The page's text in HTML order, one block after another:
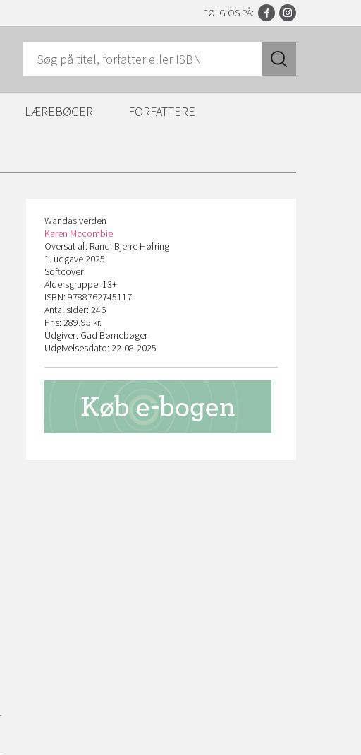
FØLG OS PÅ:
LÆREBØGER FORFATTERE
Wandas verden
Karen Mccombie
Oversat af: Randi Bjerre Høfring
1. udgave 2025
Softcover
Aldersgruppe: 13+
ISBN: 9788762745117
Antal sider: 246
Pris: 289,95 kr.
Udgiver: Gad Børnebøger
Udgivelsesdato: 22-08-2025